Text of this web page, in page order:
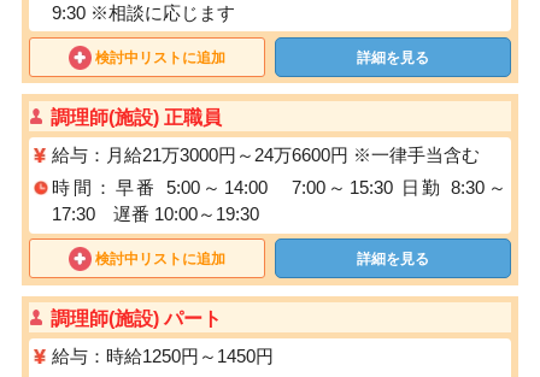
9:30 ※相談に応じます
検討中リストに追加 詳細を見る
調理師(施設) 正職員
給与：月給21万3000円～24万6600円 ※一律手当含む
時間：早番 5:00～14:00 7:00～15:30 日勤 8:30～
17:30 遅番 10:00～19:30
検討中リストに追加 詳細を見る
調理師(施設) パート
給与：時給1250円～1450円